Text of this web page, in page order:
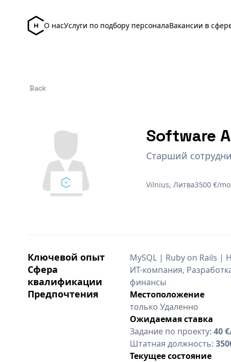
О насУслуги по подбору персоналаВакансии в
Back
Software
Старший
Vilnius, Литва3500 €/
Ключевой опыт MySQL | Ruby on Rails |
Сфера
квалификации
ИТ-компания,
финансы
Предпочтения
Местоположение
только Удаленно
Ожидаемая ставка
Задание по проекту: 40
Штатная должность:
Текущее состояние